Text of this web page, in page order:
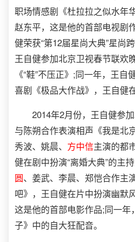
职场情感剧《杜拉拉之似水年
赵东平，这是他的首部电视剧
健荣获“第12届星尚大典”星尚
王自健参加北京卫视春节联欢
《“鞋”不压正》;同一年，王
喜剧《极品大作战》，王自健
2014年2月份，王自健参加
与陈朔合作表演相声《我是北
秀波、姚晨、 方中信主演的都
健在剧中扮演“离婚大典”的主
圆、姜武、李晨、郑恺合作主
吧》，王自健在片中扮演幽默
这是他的首部电影作品;同一
子》中的自大狂配音。